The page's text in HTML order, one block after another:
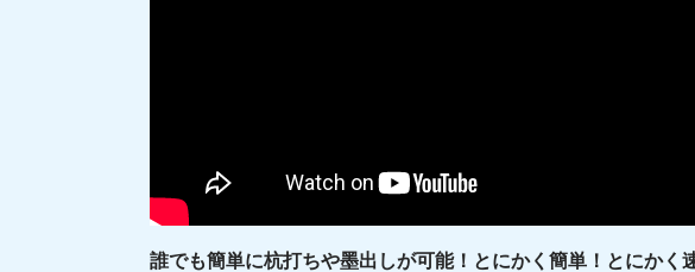
誰でも簡単に杭打ちや墨出しが可能！とにかく簡単！とにかく